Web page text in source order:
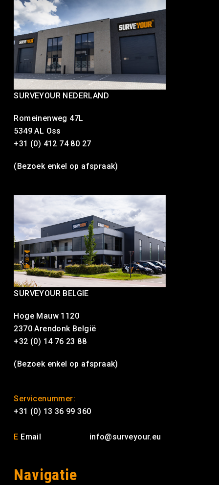
SURVEYOUR NEDERLAND
Romeinenweg 47L
5349 AL Oss
+31 (0) 412 74 80 27
(Bezoek enkel op afspraak)
SURVEYOUR BELGIE
Hoge Mauw 1120
2370 Arendonk België
+32 (0) 14 76 23 88
(Bezoek enkel op afspraak)
Servicenummer:
+31 (0) 13 36 99 360
E Email info@surveyour.eu
Navigatie